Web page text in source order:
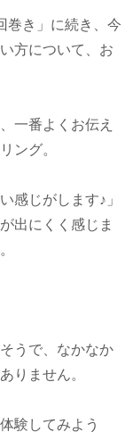
巻き」に続き、今
方について、お
一番よくお伝え
ング。
感じがします♪」
出にくく感じま
うで、なかなか
りません。
験してみよう